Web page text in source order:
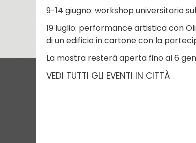
9-14 giugno: workshop universitario
19 luglio: performance artistica con
di un edificio in cartone con la
La mostra resterà aperta fino al 6
VEDI TUTTI GLI EVENTI IN CITTÀ